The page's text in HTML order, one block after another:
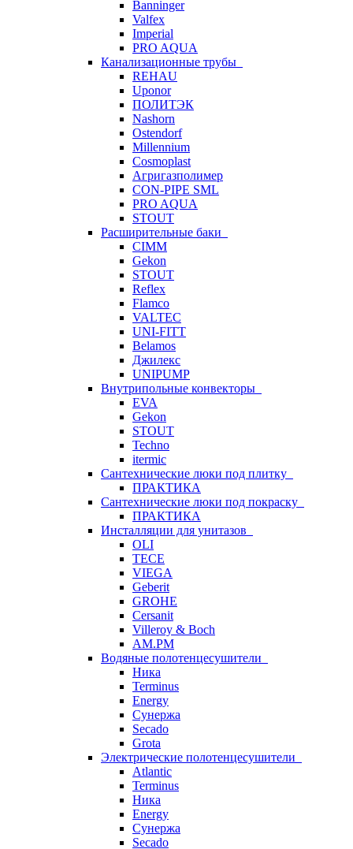
Banninger
Valfex
Imperial
PRO AQUA
Канализационные трубы
REHAU
Uponor
ПОЛИТЭК
Nashorn
Ostendorf
Millennium
Cosmoplast
Агригазполимер
CON-PIPE SML
PRO AQUA
STOUT
Расширительные баки
CIMM
Gekon
STOUT
Reflex
Flamco
VALTEC
UNI-FITT
Belamos
Джилекс
UNIPUMP
Внутрипольные конвекторы
EVA
Gekon
STOUT
Techno
itermic
Сантехнические люки под плитку
ПРАКТИКА
Сантехнические люки под покраску
ПРАКТИКА
Инсталляции для унитазов
OLI
TECE
VIEGA
Geberit
GROHE
Cersanit
Villeroy & Boch
AM.PM
Водяные полотенцесушители
Ника
Terminus
Energy
Сунержа
Secado
Grota
Электрические полотенцесушители
Atlantic
Terminus
Ника
Energy
Сунержа
Secado